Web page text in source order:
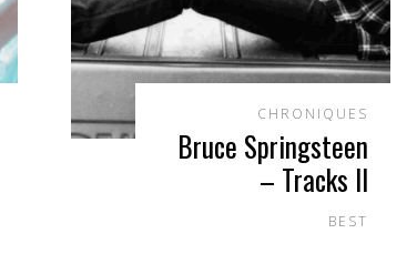
CHRONIQUES
Bruce Springsteen
– Tracks II
BEST